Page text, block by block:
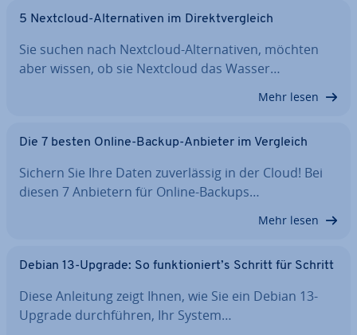
5 Nextcloud-Al­ter­na­ti­ven im Di­rekt­ver­gleich
Sie suchen nach Nextcloud-Al­ter­na­ti­ven, möchten
aber wissen, ob sie Nextcloud das Wasser…
Mehr lesen
Die 7 besten Online-Backup-Anbieter im Vergleich
Sichern Sie Ihre Daten zu­ver­läs­sig in der Cloud! Bei
diesen 7 Anbietern für Online-Backups…
Mehr lesen
Debian 13-Upgrade: So funk­tio­niert’s Schritt für Schritt
Diese Anleitung zeigt Ihnen, wie Sie ein Debian 13-
Upgrade durch­füh­ren, Ihr System…